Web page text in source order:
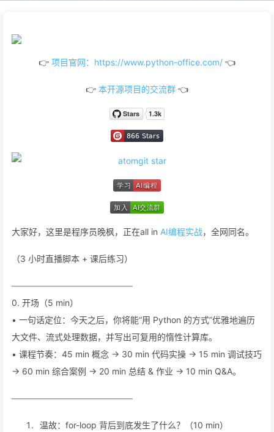
👉 项目官网：https://www.python-office.com/ 👈
👉 本开源项目的交流群 👈
大家好，这里是程序员晚枫，正在all in AI编程实战，全网同名。
（3 小时直播脚本 + 课后练习）
──────────────────
0. 开场（5 min）
• 一句话定位：今天之后，你将能“用 Python 的方式”优雅地遍历
大文件、流式处理数据，并写出可复用的惰性计算库。
• 课程节奏：45 min 概念 → 30 min 代码实操 → 15 min 调试技巧
→ 60 min 综合案例 → 20 min 总结 & 作业 → 10 min Q&A。
──────────────────
温故：for-loop 背后到底发生了什么？（10 min）